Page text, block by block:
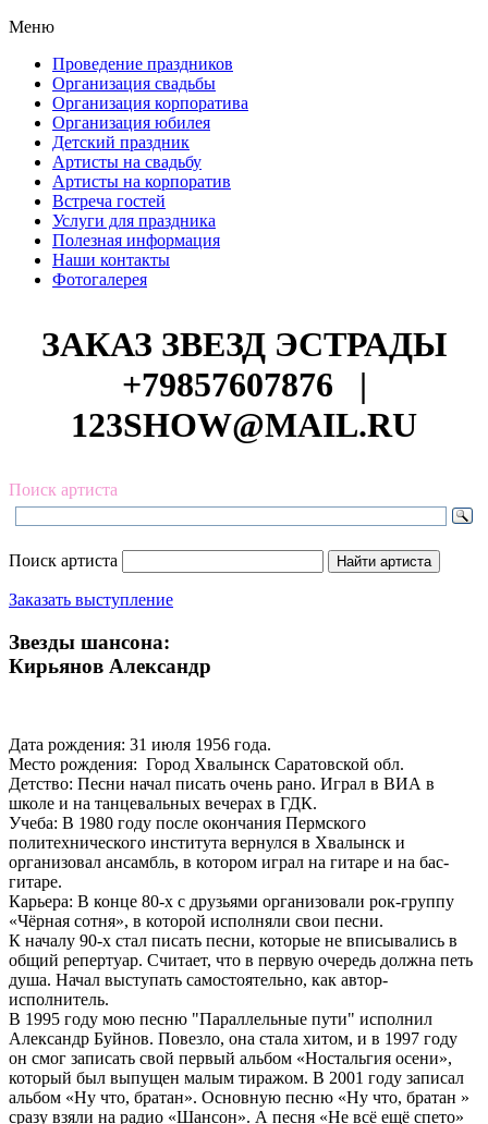
Меню
Проведение праздников
Организация свадьбы
Организация корпоратива
Организация юбилея
Детский праздник
Артисты на свадьбу
Артисты на корпоратив
Встреча гостей
Услуги для праздника
Полезная информация
Наши контакты
Фотогалерея
ЗАКАЗ ЗВЕЗД ЭСТРАДЫ
+79857607876
|
123SHOW@MAIL.RU
Поиск артиста
Поиск артиста
Заказать выступление
Звезды шансона:
Кирьянов Александр
Дата рождения: 31 июля 1956 года.
Место рождения: Город Хвалынск Саратовской обл.
Детство: Песни начал писать очень рано. Играл в ВИА в
школе и на танцевальных вечерах в ГДК.
Учеба: В 1980 году после окончания Пермского
политехнического института вернулся в Хвалынск и
организовал ансамбль, в котором играл на гитаре и на бас-
гитаре.
Карьера: В конце 80-х с друзьями организовали рок-группу
«Чёрная сотня», в которой исполняли свои песни.
К началу 90-х стал писать песни, которые не вписывались в
общий репертуар. Считает, что в первую очередь должна петь
душа. Начал выступать самостоятельно, как автор-
исполнитель.
В 1995 году мою песню "Параллельные пути" исполнил
Александр Буйнов. Повезло, она стала хитом, и в 1997 году
он смог записать свой первый альбом «Ностальгия осени»,
который был выпущен малым тиражом. В 2001 году записал
альбом «Ну что, братан». Основную песню «Ну что, братан »
сразу взяли на радио «Шансон». А песня «Не всё ещё спето»